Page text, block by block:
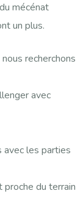
mécénat
un plus.
recherchons
avec
avec les parties
du terrain